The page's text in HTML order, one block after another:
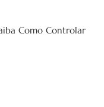
Como Controlar